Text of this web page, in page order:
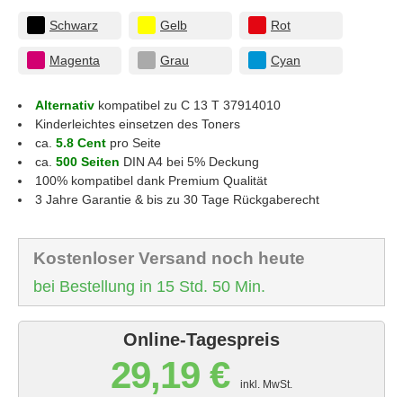
Schwarz Gelb Rot
Magenta Grau Cyan
Alternativ kompatibel zu C 13 T 37914010
Kinderleichtes einsetzen des Toners
ca. 5.8 Cent pro Seite
ca. 500 Seiten DIN A4 bei 5% Deckung
100% kompatibel dank Premium Qualität
3 Jahre Garantie & bis zu 30 Tage Rückgaberecht
Kostenloser Versand noch heute
bei Bestellung in 15 Std. 50 Min.
Online-Tagespreis
29,19 € inkl. MwSt.